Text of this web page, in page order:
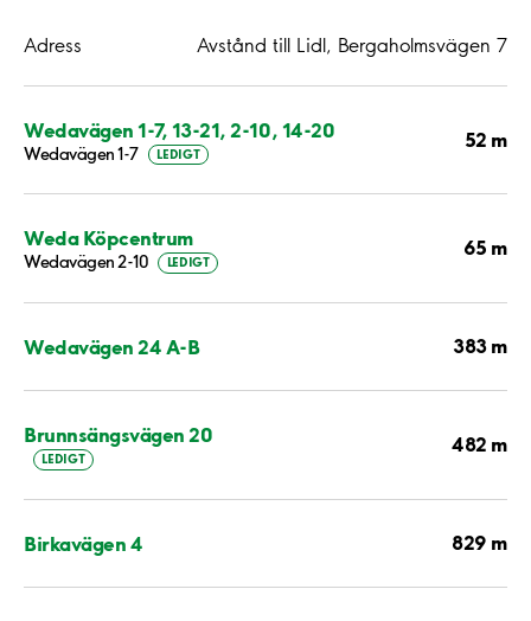
Adress Avstånd till Lidl, Bergaholmsvägen 7
Wedavägen 1-7, 13-21, 2-10, 14-20
Wedavägen 1-7 LEDIGT
52 m
Weda Köpcentrum
Wedavägen 2-10 LEDIGT
65 m
Wedavägen 24 A-B 383 m
Brunnsängsvägen 20
LEDIGT
482 m
Birkavägen 4 829 m